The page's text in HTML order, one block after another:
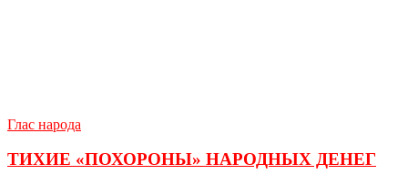
Глас народа
ТИХИЕ «ПОХОРОНЫ» НАРОДНЫХ ДЕНЕГ